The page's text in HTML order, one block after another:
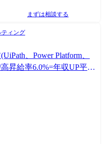
グし要件定義および導入開発 ●
やOCR等の新規商材の連携強化
ド等の自社サービス企画・開
クトの多くが直請け案件(プラ
ームを構成して対応します。 ●
まずは相談する
ティング
、Power Platform、
昇給率6.0%=年収UP平均